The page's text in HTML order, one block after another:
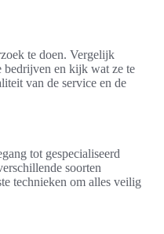
te doen. Vergelijk
bedrijven en kijk wat ze te
van de service en de
tot gespecialiseerd
soorten
technieken om alles veilig